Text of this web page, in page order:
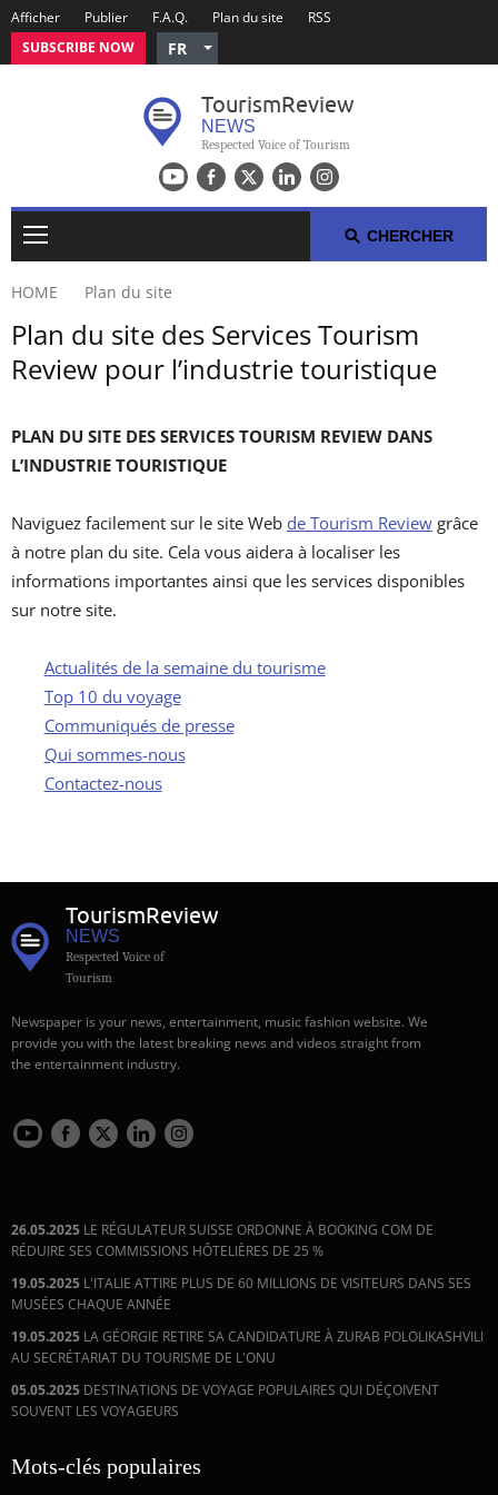
Afficher Publier F.A.Q. Plan du site RSS
FR
Czech
German
Russian
Polish
Spanish
Italian
SUBSCRIBE NOW
TourismReview
NEWS
Respected Voice of Tourism
ACTUALITÉS DE LA SEMAINE DU TOURISME
CONTACTEZ-NOUS
CHERCHER
HOME Plan du site
Plan du site des Services Tourism
Review pour l’industrie touristique
PLAN DU SITE DES SERVICES TOURISM REVIEW DANS
L’INDUSTRIE TOURISTIQUE
Naviguez facilement sur le site Web de Tourism Review grâce
à notre plan du site. Cela vous aidera à localiser les
informations importantes ainsi que les services disponibles
sur notre site.
Actualités de la semaine du tourisme
Top 10 du voyage
Communiqués de presse
Qui sommes-nous
Contactez-nous
TourismReview
NEWS
Respected Voice of
Tourism
Newspaper is your news, entertainment, music fashion website. We
provide you with the latest breaking news and videos straight from
the entertainment industry.
26.05.2025 LE RÉGULATEUR SUISSE ORDONNE À BOOKING COM DE
RÉDUIRE SES COMMISSIONS HÔTELIÈRES DE 25 %
19.05.2025 L'ITALIE ATTIRE PLUS DE 60 MILLIONS DE VISITEURS DANS SES
MUSÉES CHAQUE ANNÉE
19.05.2025 LA GÉORGIE RETIRE SA CANDIDATURE À ZURAB POLOLIKASHVILI
AU SECRÉTARIAT DU TOURISME DE L'ONU
05.05.2025 DESTINATIONS DE VOYAGE POPULAIRES QUI DÉÇOIVENT
SOUVENT LES VOYAGEURS
Mots-clés populaires